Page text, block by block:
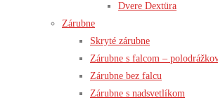
Dvere Dextüra
Zárubne
Skryté zárubne
Zárubne s falcom –
Zárubne bez falcu
Zárubne s nadsvetlíkom